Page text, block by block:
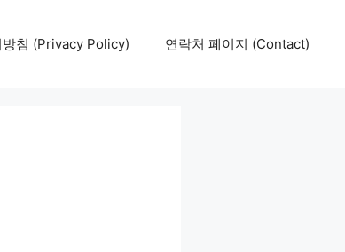
방침 (Privacy Policy) 연락처 페이지 (Contact)